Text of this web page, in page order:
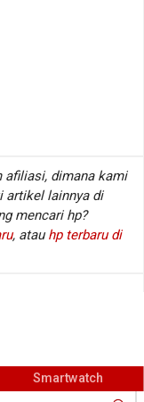
fotografi
dan kamera
beberapa
5G.
2 5G
/ 5G
px
@ 2133 MHz)
GB (UFS 2.2)
afiliasi, dimana kami
artikel lainnya di
mencari hp?
, atau hp terbaru di
Smartwatch